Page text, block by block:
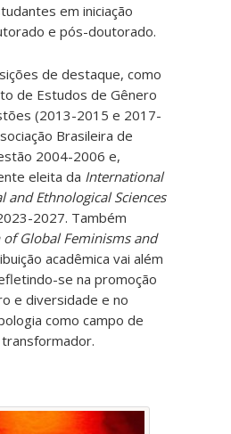
em iniciação
e pós-doutorado.
de destaque, como
de Estudos de Gênero
(2013-2015 e 2017-
Brasileira de
2004-2006 e,
eleita da International
Ethnological Sciences
2027. Também
of Global Feminisms and
acadêmica vai além
se na promoção
e diversidade e no
como campo de